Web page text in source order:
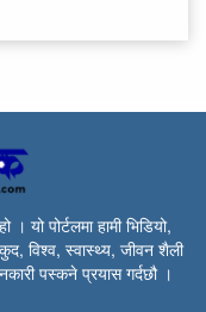
यो पोर्टलमा हामी भिडियो,
विश्व, स्वास्थ्य, जीवन शैली
पस्कने प्रयास गर्दछौ ।